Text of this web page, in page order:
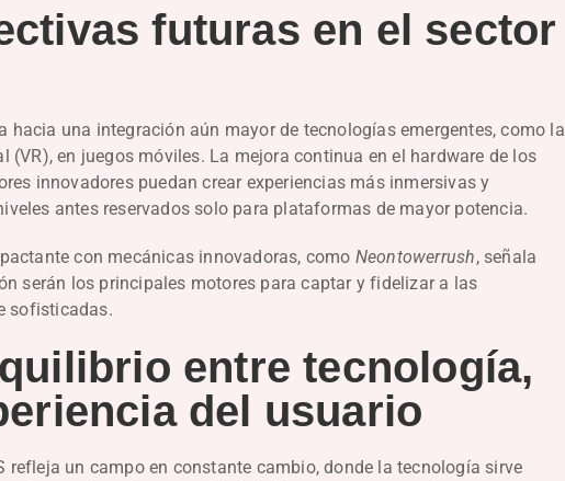
futuras en el sector
hacia una integración aún mayor de tecnologías emergentes, como la
(VR), en juegos móviles. La mejora continua en el hardware de los
innovadores puedan crear experiencias más inmersivas y
antes reservados solo para plataformas de mayor potencia.
con mecánicas innovadoras, como Neontowerrush, señala
serán los principales motores para captar y fidelizar a las
sofisticadas.
entre tecnología,
del usuario
un campo en constante cambio, donde la tecnología sirve